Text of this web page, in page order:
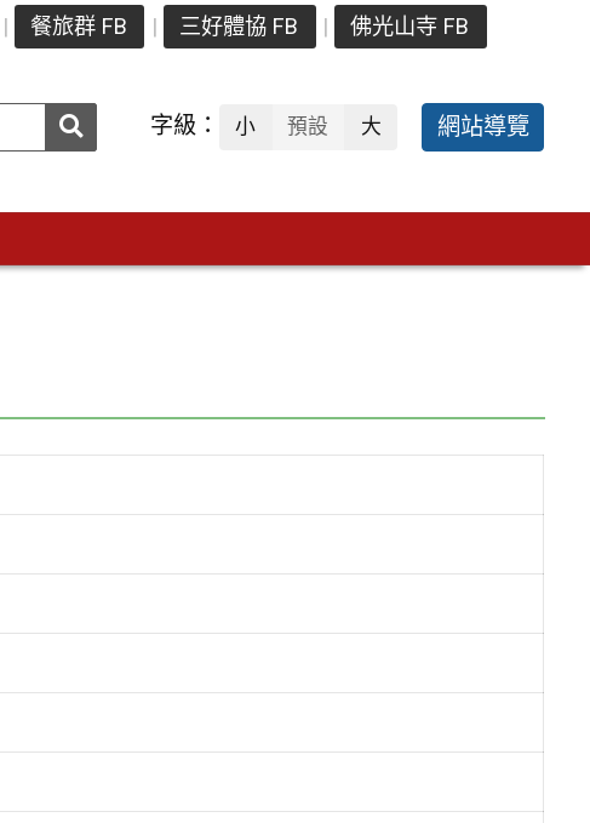
餐旅群 FB 三好體協 FB 佛光山寺 FB
送出 字級： 小 預設 大 網站導覽